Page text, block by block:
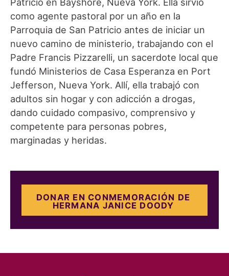
como agente pastoral por un año en la
Parroquia de San Patricio antes de iniciar un
nuevo camino de ministerio, trabajando con el
Padre Francis Pizzarelli, un sacerdote local que
fundó Ministerios de Casa Esperanza en Port
Jefferson, Nueva York. Allí, ella trabajó con
adultos sin hogar y con adicción a drogas,
dando cuidado compasivo, comprensivo y
competente para personas pobres,
marginadas y heridas.
DONAR EN CONMEMORACIÓN DE
HERMANA JANICE DOODY